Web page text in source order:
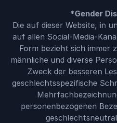
*Gender
Die auf dieser Website, in
auf allen Social-Media-
Form bezieht sich immer
männliche und diverse
Zweck der besseren
geschlechtsspezifische
personenbezogenen